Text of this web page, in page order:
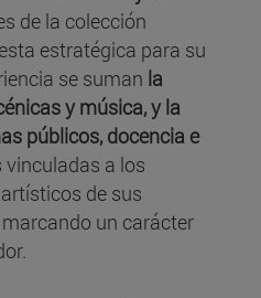
de la colección
estratégica para su
se suman la
y música, y la
públicos, docencia e
vinculadas a los
de sus
un carácter